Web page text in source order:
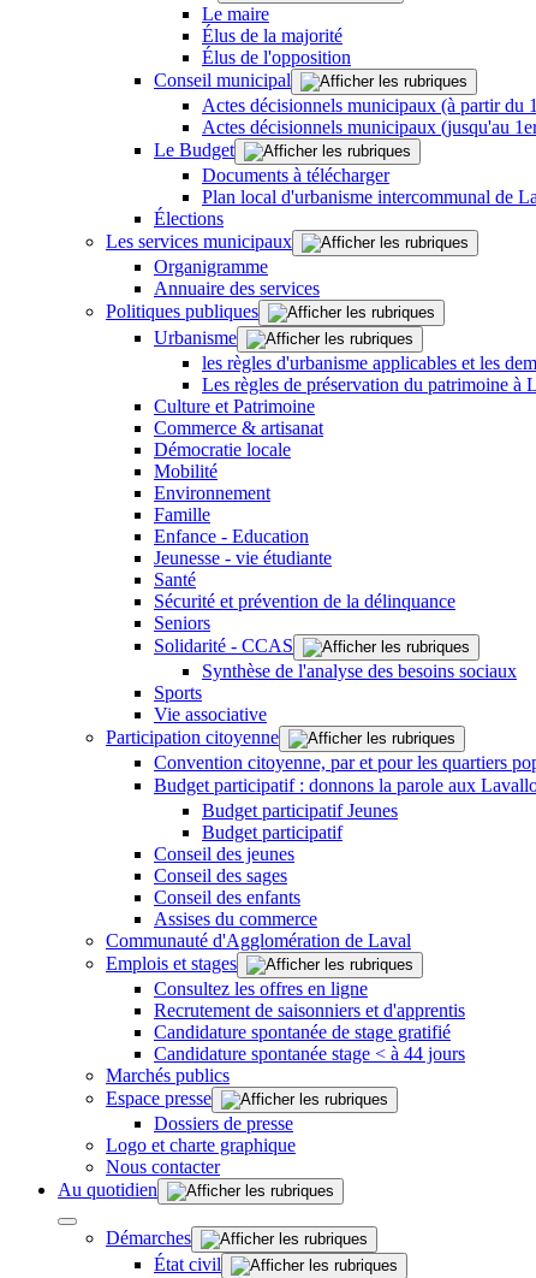
Le maire
Élus de la majorité
Élus de l'opposition
Conseil municipal
Actes décisionnels municipaux (à partir du
Actes décisionnels municipaux (jusqu'au
Le Budget
Documents à télécharger
Plan local d'urbanisme intercommunal de
Élections
Les services municipaux
Organigramme
Annuaire des services
Politiques publiques
Urbanisme
les règles d'urbanisme applicables et les
Les règles de préservation du patrimoine à
Culture et Patrimoine
Commerce & artisanat
Démocratie locale
Mobilité
Environnement
Famille
Enfance - Education
Jeunesse - vie étudiante
Santé
Sécurité et prévention de la délinquance
Seniors
Solidarité - CCAS
Synthèse de l'analyse des besoins sociaux
Sports
Vie associative
Participation citoyenne
Convention citoyenne, par et pour les quartiers
Budget participatif : donnons la parole aux
Budget participatif Jeunes
Budget participatif
Conseil des jeunes
Conseil des sages
Conseil des enfants
Assises du commerce
Communauté d'Agglomération de Laval
Emplois et stages
Consultez les offres en ligne
Recrutement de saisonniers et d'apprentis
Candidature spontanée de stage gratifié
Candidature spontanée stage < à 44 jours
Marchés publics
Espace presse
Dossiers de presse
Logo et charte graphique
Nous contacter
Au quotidien
Démarches
État civil